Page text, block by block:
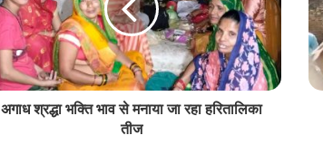
अगाध श्रद्धा भक्ति भाव से मनाया जा रहा हरितालिका
तीज